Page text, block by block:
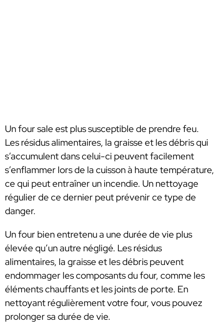
Un four sale est plus susceptible de prendre feu.
Les résidus alimentaires, la graisse et les débris qui
s’accumulent dans celui-ci peuvent facilement
s’enflammer lors de la cuisson à haute température,
ce qui peut entraîner un incendie. Un nettoyage
régulier de ce dernier peut prévenir ce type de
danger.
Un four bien entretenu a une durée de vie plus
élevée qu’un autre négligé. Les résidus
alimentaires, la graisse et les débris peuvent
endommager les composants du four, comme les
éléments chauffants et les joints de porte. En
nettoyant régulièrement votre four, vous pouvez
prolonger sa durée de vie.